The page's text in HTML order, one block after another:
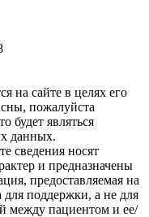
на сайте в целях его
пожалуйста
будет являться
данных.
сведения носят
и предназначены
предоставляемая на
для поддержки, а не для
между пациентом и ее/